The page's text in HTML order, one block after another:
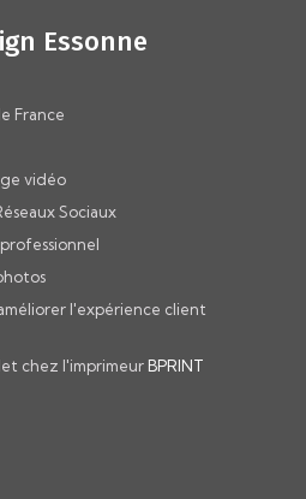
Essonne
France
vidéo
Sociaux
l'expérience client
chez l'imprimeur BPRINT